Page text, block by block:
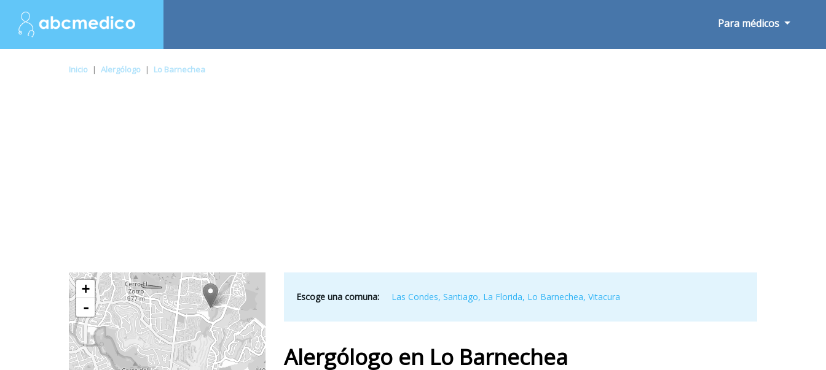
Para médicos
Inicio | Alergólogo | Lo Barnechea
+
-
Escoge una comuna: Las Condes,Santiago, La Florida, Lo Barnechea,Vitacura
Alergólogo en Lo Barnechea